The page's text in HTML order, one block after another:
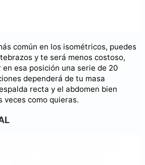
común en los isométricos, puedes
y te será menos costoso,
esa posición una serie de 20
dependerá de tu masa
recta y el abdomen bien
como quieras.